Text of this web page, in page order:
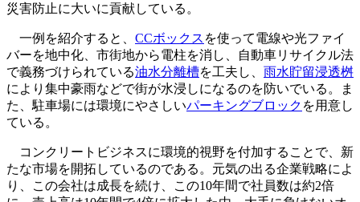
災害防止に大いに貢献している。
一例を紹介すると、 CCボックス を使って電線や光ファイ
バーを地中化、市街地から電柱を消し、自動車リサイクル法
で義務づけられている油水分離槽を工夫し、 雨水貯留浸透桝
により集中豪雨などで街が水浸しになるのを防いでいる。ま
た、駐車場には環境にやさしいパーキングブロック を用意し
ている。
コンクリートビジネスに環境的視野を付加することで、新
たな市場を開拓しているのである。元気の出る企業戦略によ
り、この会社は成長を続け、この10年間で社員数は約2倍